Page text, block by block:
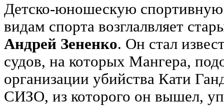
Детско-юношескую
видам спорта возглалвляет
Андрей Зененко. Он стал
судов, на которых Мангера,
организации убийства Кати
СИЗО, из которого он вышел,